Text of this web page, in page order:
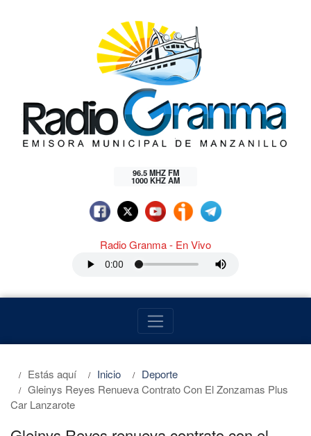
96.5 MHZ FM
1000 KHZ AM
Radio Granma - En Vivo
Estás aquí Inicio
Deporte
Gleinys Reyes Renueva Contrato Con El Zonzamas Plus
Car Lanzarote